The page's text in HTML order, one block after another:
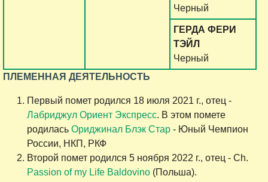
Черный
ГЕРДА ФЕРИ
ТЭЙЛ
Черный
ПЛЕМЕННАЯ ДЕЯТЕЛЬНОСТЬ
Первый помет родился 18 июля 2021 г., отец -
Лабриджул Ориент Экспресс. В этом помете
родилась Ориджинал Блэк Стар - Юный Чемпион
России, НКП, РКФ
Второй помет родился 5 ноября 2022 г., отец - Ch.
Passion of my Life Baldovino (Польша).